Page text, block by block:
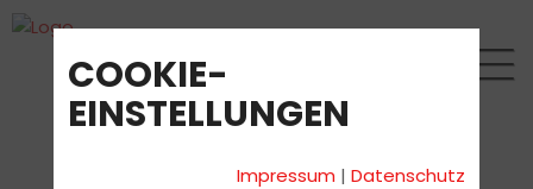
COOKIE-
EINSTELLUNGEN
Impressum |Datenschutz